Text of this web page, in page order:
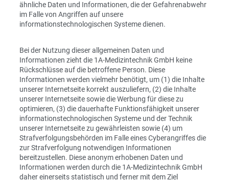
ähnliche Daten und Informationen, die der Gefahrenabwehr
im Falle von Angriffen auf unsere
informationstechnologischen Systeme dienen.
Bei der Nutzung dieser allgemeinen Daten und
Informationen zieht die 1A-Medizintechnik GmbH keine
Rückschlüsse auf die betroffene Person. Diese
Informationen werden vielmehr benötigt, um (1) die Inhalte
unserer Internetseite korrekt auszuliefern, (2) die Inhalte
unserer Internetseite sowie die Werbung für diese zu
optimieren, (3) die dauerhafte Funktionsfähigkeit unserer
informationstechnologischen Systeme und der Technik
unserer Internetseite zu gewährleisten sowie (4) um
Strafverfolgungsbehörden im Falle eines Cyberangriffes die
zur Strafverfolgung notwendigen Informationen
bereitzustellen. Diese anonym erhobenen Daten und
Informationen werden durch die 1A-Medizintechnik GmbH
daher einerseits statistisch und ferner mit dem Ziel